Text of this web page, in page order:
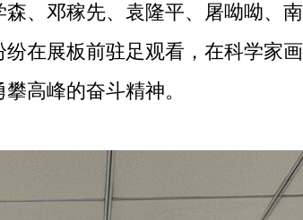
邓稼先、袁隆平、屠呦呦、
在展板前驻足观看，在科学家
高峰的奋斗精神。